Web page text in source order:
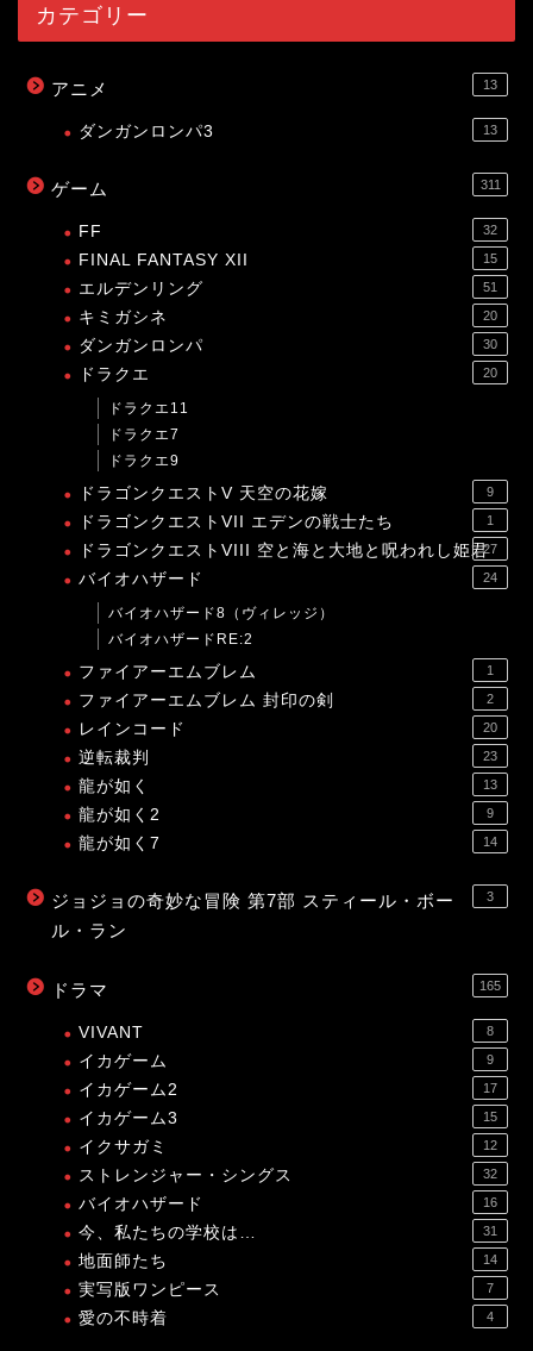
カテゴリー
アニメ 13
ダンガンロンパ3 13
ゲーム 311
FF 32
FINAL FANTASY XII 15
エルデンリング 51
キミガシネ 20
ダンガンロンパ 30
ドラクエ 20
ドラクエ11
ドラクエ7
ドラクエ9
ドラゴンクエストV 天空の花嫁 9
ドラゴンクエストVII エデンの戦士たち 1
ドラゴンクエストVIII 空と海と大地と呪われし姫君27
バイオハザード 24
バイオハザード8（ヴィレッジ）
バイオハザードRE:2
ファイアーエムブレム 1
ファイアーエムブレム 封印の剣 2
レインコード 20
逆転裁判 23
龍が如く 13
龍が如く2 9
龍が如く7 14
ジョジョの奇妙な冒険 第7部 スティール・ボー
ル・ラン
3
ドラマ 165
VIVANT 8
イカゲーム 9
イカゲーム2 17
イカゲーム3 15
イクサガミ 12
ストレンジャー・シングス 32
バイオハザード 16
今、私たちの学校は… 31
地面師たち 14
実写版ワンピース 7
愛の不時着 4